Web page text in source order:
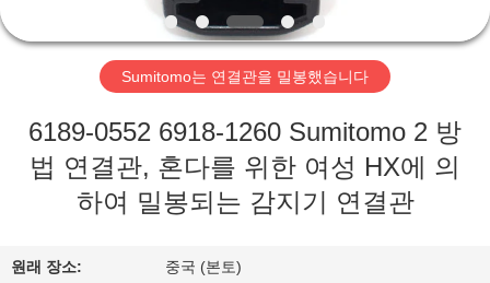
리
대
Sumitomo는 연결관을 밀봉했습니다
6189-0552 6918-1260 Sumitomo 2 방
법 연결관, 혼다를 위한 여성 HX에 의
하여 밀봉되는 감지기 연결관
원래 장소: 중국 (본토)